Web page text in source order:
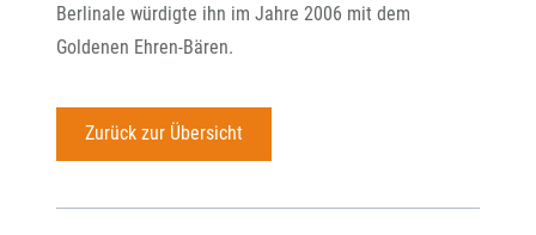
Berlinale würdigte ihn im Jahre 2006 mit dem
Goldenen Ehren-Bären.
Zurück zur Übersicht